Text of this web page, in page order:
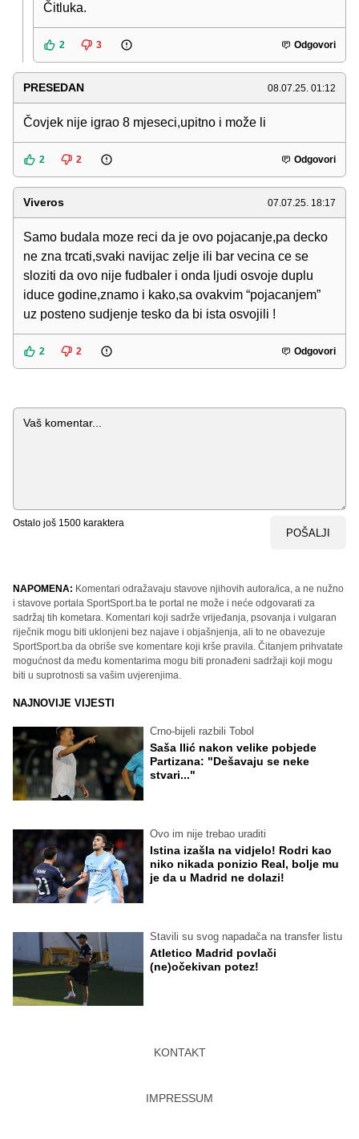
Čitluka.
2 3 Odgovori
PRESEDAN 08.07.25. 01:12
Čovjek nije igrao 8 mjeseci,upitno i može li
2 2 Odgovori
Viveros 07.07.25. 18:17
Samo budala moze reci da je ovo pojacanje,pa decko
ne zna trcati,svaki navijac zelje ili bar vecina ce se
sloziti da ovo nije fudbaler i onda ljudi osvoje duplu
iduce godine,znamo i kako,sa ovakvim “pojacanjem”
uz posteno sudjenje tesko da bi ista osvojili !
2 2 Odgovori
Komentar
Ostalo još 1500 karaktera
POŠALJI
NAPOMENA: Komentari odražavaju stavove njihovih autora/ica, a ne nužno
i stavove portala SportSport.ba te portal ne može i neće odgovarati za
sadržaj tih kometara. Komentari koji sadrže vrijeđanja, psovanja i vulgaran
riječnik mogu biti uklonjeni bez najave i objašnjenja, ali to ne obavezuje
SportSport.ba da obriše sve komentare koji krše pravila. Čitanjem prihvatate
mogućnost da među komentarima mogu biti pronađeni sadržaji koji mogu
biti u suprotnosti sa vašim uvjerenjima.
NAJNOVIJE VIJESTI
Crno-bijeli razbili Tobol
Saša Ilić nakon velike pobjede
Partizana: "Dešavaju se neke
stvari..."
Ovo im nije trebao uraditi
Istina izašla na vidjelo! Rodri kao
niko nikada ponizio Real, bolje mu
je da u Madrid ne dolazi!
Stavili su svog napadača na transfer listu
Atletico Madrid povlači
(ne)očekivan potez!
KONTAKT
IMPRESSUM